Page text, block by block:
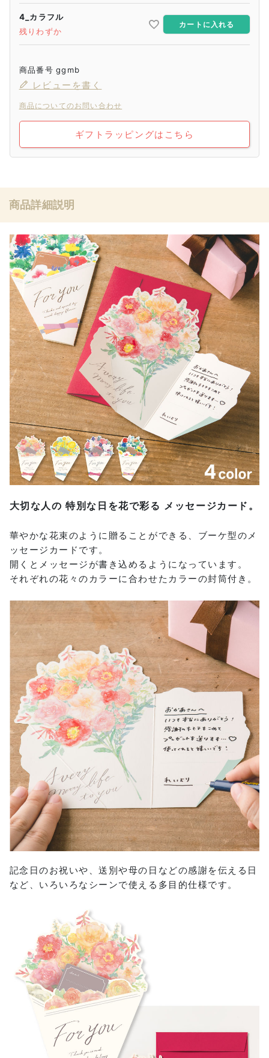
4_カラフル
残りわずか
カートに入れる
商品番号 ggmb
レビューを書く
商品についてのお問い合わせ
ギフトラッピングはこちら
商品詳細説明
大切な人の 特別な日を花で彩る メッセージカード。
華やかな花束のように贈ることができる、ブーケ型のメ
ッセージカードです。
開くとメッセージが書き込めるようになっています。
それぞれの花々のカラーに合わせたカラーの封筒付き。
記念日のお祝いや、送別や母の日などの感謝を伝える日
など、いろいろなシーンで使える多目的仕様です。